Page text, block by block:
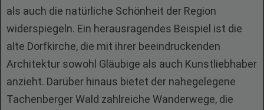
als auch die natürliche Schönheit der Region
widerspiegeln. Ein herausragendes Beispiel ist die
alte Dorfkirche, die mit ihrer beeindruckenden
Architektur sowohl Gläubige als auch Kunstliebhaber
anzieht. Darüber hinaus bietet der nahegelegene
Tachenberger Wald zahlreiche Wanderwege, die